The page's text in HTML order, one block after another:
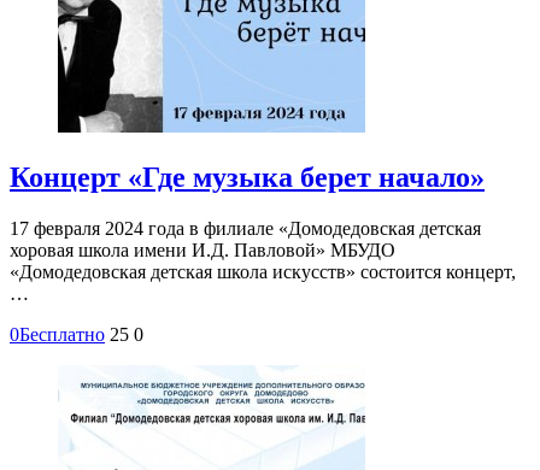
Концерт «Где музыка берет начало»
17 февраля 2024 года в филиале «Домодедовская детская
хоровая школа имени И.Д. Павловой» МБУДО
«Домодедовская детская школа искусств» состоится концерт,
…
0Бесплатно 25 0